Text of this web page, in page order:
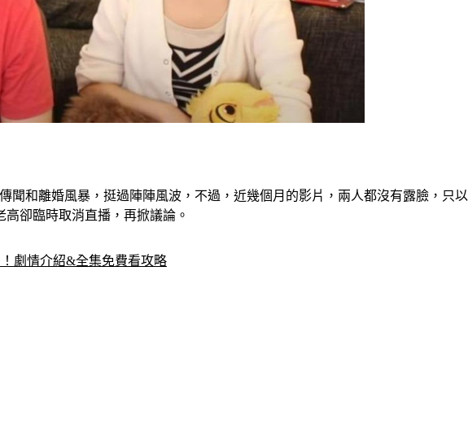
聞和離婚風暴，挺過陣陣風波，不過，近幾個月的影片，兩人都沒有露臉，只
卻臨時取消直播，再掀議論。
劇情介紹&全集免費看攻略